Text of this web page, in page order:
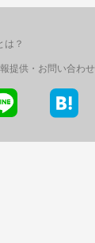
は？
提供・お問い合わせ